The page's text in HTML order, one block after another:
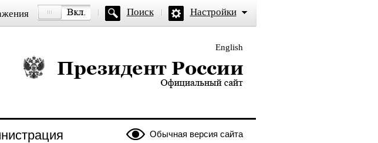
Поиск Настройки
English
Президент России — официальный сайт
Обычная версия сайта